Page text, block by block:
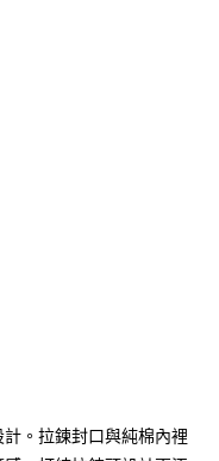
立即使用無須另外申請。
會自動跳轉到大哥付的交易
交易確認頁面所載為準。
核未通過，訂單將自動取
。拉鍊封口與純棉內裡